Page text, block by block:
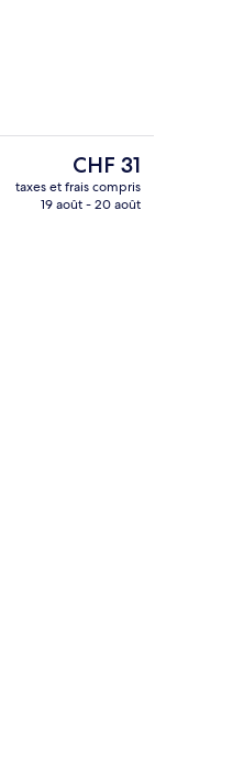
Le
prix
actuel
CHF 31
taxes et frais compris
19 août - 20 août